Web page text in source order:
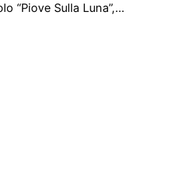
“Piove Sulla Luna”,…